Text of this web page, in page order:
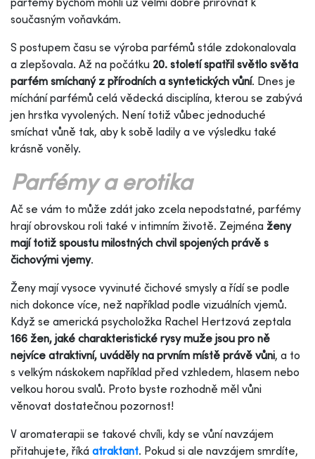
současným voňavkám.
S postupem času se výroba parfémů stále zdokonalovala
a zlepšovala. Až na počátku 20. století spatřil světlo světa
parfém smíchaný z přírodních a syntetických vůní. Dnes je
míchání parfémů celá vědecká disciplína, kterou se zabývá
jen hrstka vyvolených. Není totiž vůbec jednoduché
smíchat vůně tak, aby k sobě ladily a ve výsledku také
krásně voněly.
Parfémy a erotika
Ač se vám to může zdát jako zcela nepodstatné, parfémy
hrají obrovskou roli také v intimním životě. Zejména ženy
mají totiž spoustu milostných chvil spojených právě s
čichovými vjemy.
Ženy mají vysoce vyvinuté čichové smysly a řídí se podle
nich dokonce více, než například podle vizuálních vjemů.
Když se americká psycholožka Rachel Hertzová zeptala
166 žen, jaké charakteristické rysy muže jsou pro ně
nejvíce atraktivní, uváděly na prvním místě právě vůni, a to
s velkým náskokem například před vzhledem, hlasem nebo
velkou horou svalů. Proto byste rozhodně měl vůni
věnovat dostatečnou pozornost!
V aromaterapii se takové chvíli, kdy se vůní navzájem
přitahujete, říká atraktant. Pokud si ale navzájem smrdíte,